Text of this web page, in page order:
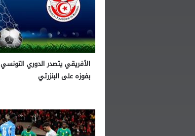
الأفريقي يتصدر الدوري التونسي
بفوزه على البنزرتي